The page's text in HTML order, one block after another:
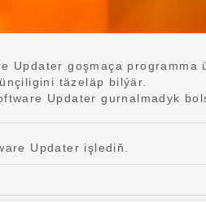
Updater goşmaça
täzeläp bilýär.
Updater gurnalmadyk
Updater işlediň.